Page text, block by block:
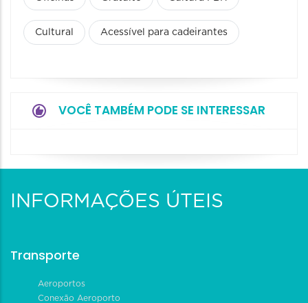
Cultural Acessível para cadeirantes
VOCÊ TAMBÉM PODE SE INTERESSAR
INFORMAÇÕES ÚTEIS
Transporte
Aeroportos
Conexão Aeroporto